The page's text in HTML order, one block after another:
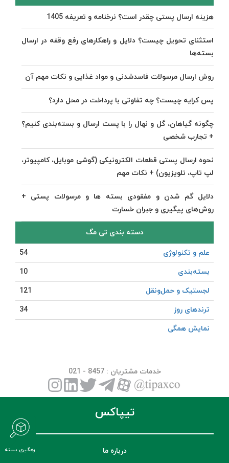
هزینه ارسال پستی چقدر است؟ نرخنامه و تعریفه 1405
استثنای تحویل چیست؟ دلایل و راهکارهای رفع وقفه در ارسال
بسته‌ها
روش ارسال مرسولات فاسدشدنی و مواد غذایی و نکات مهم آن
پس کرایه چیست؟ چه تفاوتی با پرداخت در محل دارد؟
چگونه گیاهان، گل و نهال را با پست ارسال و بسته‌بندی کنیم؟
+ تجارب شخصی
نحوه ارسال پستی قطعات الکترونیکی (گوشی موبایل، کامپیوتر،
لپ تاپ، تلویزیون) + نکات مهم
دلایل گم شدن و مفقودی بسته ها و مرسولات پستی +
روش‌های پیگیری و جبران خسارت
دسته بندی تی مگ
علم و تکنولوژی
54
بسته‌بندی
10
لجستیک و حمل‎‌و‎نقل
121
ترندهای روز
34
نمایش همگی
خدمات مشتریان : 8457 - 021
تیپاکس
درباره ما
رهگیری بسته